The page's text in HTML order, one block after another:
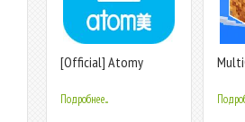
[Official] Atomy
Подробнее...